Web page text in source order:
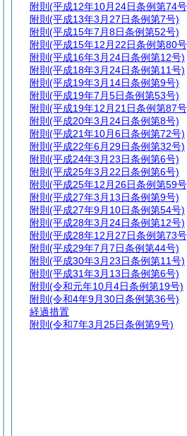
附則 (平成12年10月24日条例第74
附則 (平成13年3月27日条例第7号)
附則 (平成15年7月8日条例第52号)
附則 (平成15年12月22日条例第80
附則 (平成16年3月24日条例第12号)
附則 (平成18年3月24日条例第11号)
附則 (平成19年3月14日条例第9号)
附則 (平成19年7月5日条例第53号)
附則 (平成19年12月21日条例第87
附則 (平成20年3月24日条例第8号)
附則 (平成21年10月6日条例第72号)
附則 (平成22年6月29日条例第32号)
附則 (平成24年3月23日条例第6号)
附則 (平成25年3月22日条例第6号)
附則 (平成25年12月26日条例第59
附則 (平成27年3月13日条例第9号)
附則 (平成27年9月10日条例第54号)
附則 (平成28年3月24日条例第12号)
附則 (平成28年12月27日条例第73
附則 (平成29年7月7日条例第44号)
附則 (平成30年3月23日条例第11号)
附則 (平成31年3月13日条例第6号)
附則 (令和元年10月4日条例第19号)
附則 (令和4年9月30日条例第36号)
経過措置
附則 (令和7年3月25日条例第9号)